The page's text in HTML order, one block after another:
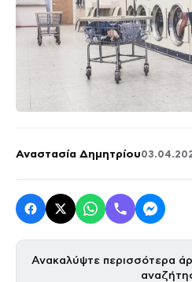
Αναστασία Δημητρίου
Ανακαλύψτε περισσότερα